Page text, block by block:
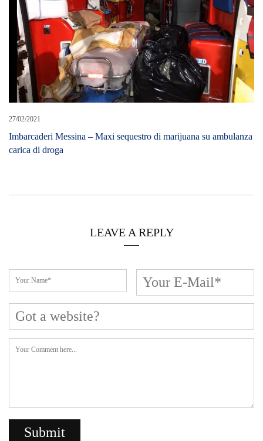
27/02/2021
Imbarcaderi Messina – Maxi sequestro di marijuana su ambulanza
carica di droga
LEAVE A REPLY